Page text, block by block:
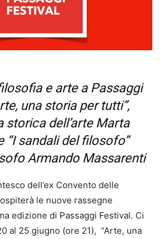
e arte a Passaggi
una storia per tutti”,
storica dell’arte Marta
“I sandali del filosofo”
Armando Massarenti
dell’ex Convento delle
le nuove rassegne
edizione di Passaggi Festival. Ci
al 25 giugno (ore 21), “Arte, una